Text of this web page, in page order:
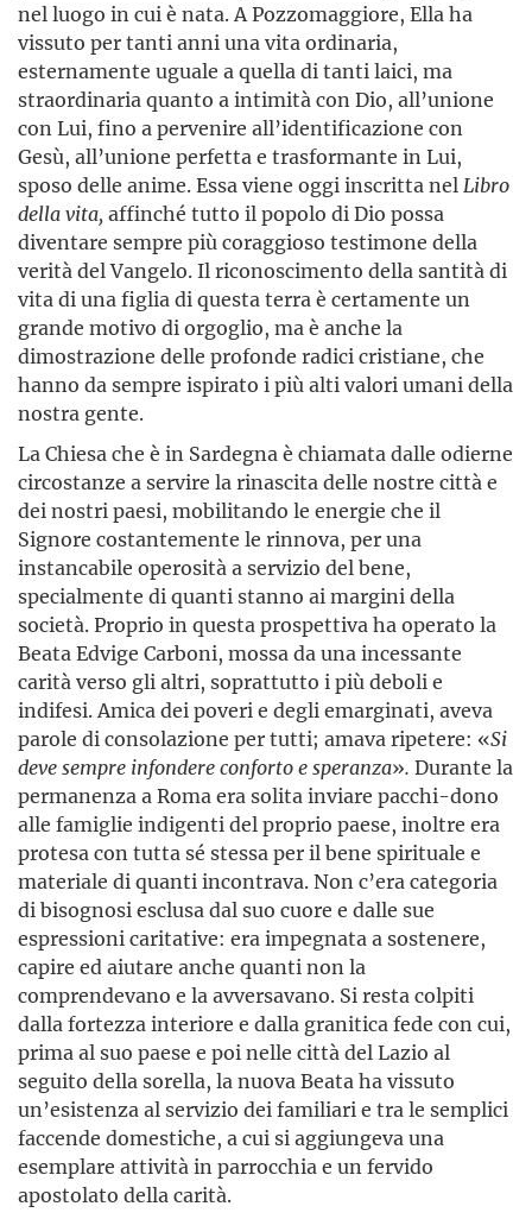
nel luogo in cui è nata. A Pozzomaggiore, Ella ha
vissuto per tanti anni una vita ordinaria,
esternamente uguale a quella di tanti laici, ma
straordinaria quanto a intimità con Dio, all’unione
con Lui, fino a pervenire all’identificazione con
Gesù, all’unione perfetta e trasformante in Lui,
sposo delle anime. Essa viene oggi inscritta nel Libro
della vita, affinché tutto il popolo di Dio possa
diventare sempre più coraggioso testimone della
verità del Vangelo. Il riconoscimento della santità di
vita di una figlia di questa terra è certamente un
grande motivo di orgoglio, ma è anche la
dimostrazione delle profonde radici cristiane, che
hanno da sempre ispirato i più alti valori umani della
nostra gente.
La Chiesa che è in Sardegna è chiamata dalle odierne
circostanze a servire la rinascita delle nostre città e
dei nostri paesi, mobilitando le energie che il
Signore costantemente le rinnova, per una
instancabile operosità a servizio del bene,
specialmente di quanti stanno ai margini della
società. Proprio in questa prospettiva ha operato la
Beata Edvige Carboni, mossa da una incessante
carità verso gli altri, soprattutto i più deboli e
indifesi. Amica dei poveri e degli emarginati, aveva
parole di consolazione per tutti; amava ripetere: «Si
deve sempre infondere conforto e speranza». Durante la
permanenza a Roma era solita inviare pacchi-dono
alle famiglie indigenti del proprio paese, inoltre era
protesa con tutta sé stessa per il bene spirituale e
materiale di quanti incontrava. Non c’era categoria
di bisognosi esclusa dal suo cuore e dalle sue
espressioni caritative: era impegnata a sostenere,
capire ed aiutare anche quanti non la
comprendevano e la avversavano. Si resta colpiti
dalla fortezza interiore e dalla granitica fede con cui,
prima al suo paese e poi nelle città del Lazio al
seguito della sorella, la nuova Beata ha vissuto
un’esistenza al servizio dei familiari e tra le semplici
faccende domestiche, a cui si aggiungeva una
esemplare attività in parrocchia e un fervido
apostolato della carità.